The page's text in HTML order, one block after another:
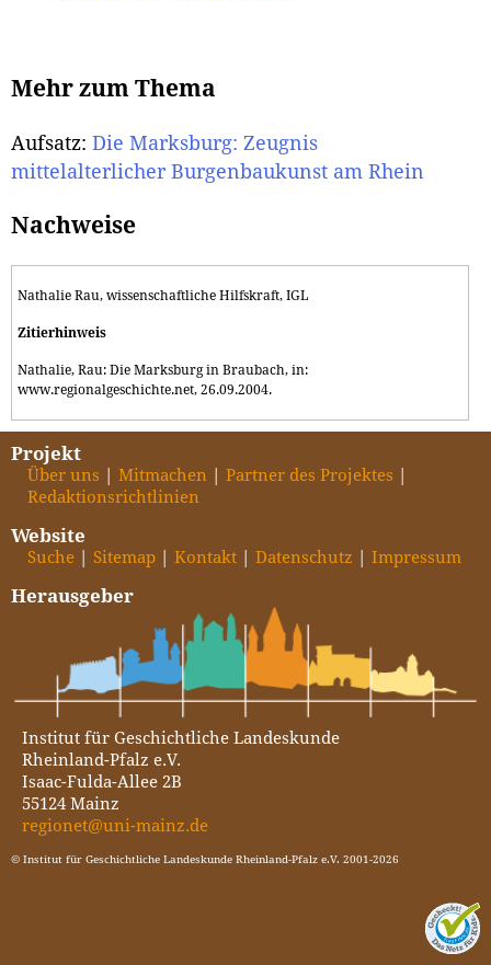
Mehr zum Thema
Aufsatz: Die Marksburg: Zeugnis
mittelalterlicher Burgenbaukunst am Rhein
Nachweise
Nathalie Rau, wissenschaftliche Hilfskraft, IGL
Zitierhinweis
Nathalie, Rau: Die Marksburg in Braubach, in:
www.regionalgeschichte.net, 26.09.2004.
Projekt
Über uns Mitmachen
Partner des Projektes
Redaktionsrichtlinien
Website
Suche Sitemap Kontakt Datenschutz Impressum
Herausgeber
Institut für Geschichtliche Landeskunde
Rheinland-Pfalz e.V.
Isaac-Fulda-Allee 2B
55124 Mainz
regionet@uni-mainz.de
© Institut für Geschichtliche Landeskunde Rheinland-Pfalz e.V. 2001-2026